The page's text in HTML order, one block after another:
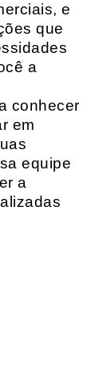
e
que
a
conhecer
em
equipe
a